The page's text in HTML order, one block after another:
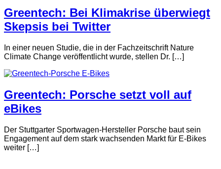
Greentech: Bei Klimakrise überwiegt
Skepsis bei Twitter
In einer neuen Studie, die in der Fachzeitschrift Nature
Climate Change veröffentlicht wurde, stellen Dr. […]
Greentech: Porsche setzt voll auf
eBikes
Der Stuttgarter Sportwagen-Hersteller Porsche baut sein
Engagement auf dem stark wachsenden Markt für E-Bikes
weiter […]